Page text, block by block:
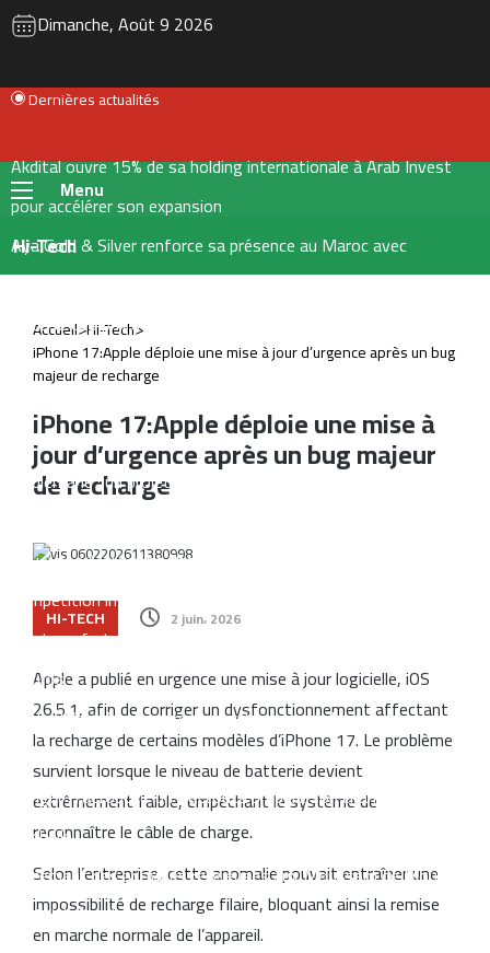
Dimanche, Août 9 2026
Dernières actualités
Akdital ouvre 15% de sa holding internationale à Arab Invest
pour accélérer son expansion
Aya Gold & Silver renforce sa présence au Maroc avec
l’acquisition de trois nouveaux projets miniers
Hausse des prix des carburants : les Marocains se tournent
davantage vers les voitures électriques et hybrides
Boulemane : un projet de 251 MDH pour sécuriser
Six jeunes Marocains décrochent la 2ᵉ place mondiale dans une
compétition internationale de recherche mathématique
Les transferts des Marocains d’Espagne dépassent 1,5 milliard
d’euros
Nador West Med se prépare au lancement de ses premières
opérations commerciales
Tanger : l’aéroport Ibn Battouta prépare son changement
d’échelle
lancement des activités religieuses aux Moussem de Moulay
Abdellah Amghar
Menu
Hi-Tech
Accueil>Hi-Tech>
iPhone 17:Apple déploie une mise à jour d’urgence après un bug
majeur de recharge
iPhone 17:Apple déploie une mise à
jour d’urgence après un bug majeur
de recharge
HI-TECH 2 juin، 2026
Apple a publié en urgence une mise à jour logicielle, iOS
26.5.1, afin de corriger un dysfonctionnement affectant
la recharge de certains modèles d’iPhone 17. Le problème
survient lorsque le niveau de batterie devient
extrêmement faible, empêchant le système de
reconnaître le câble de charge.
Selon l’entreprise, cette anomalie pouvait entraîner une
impossibilité de recharge filaire, bloquant ainsi la remise
en marche normale de l’appareil.